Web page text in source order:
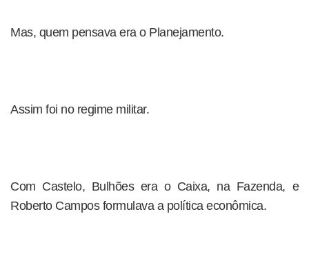
Mas, quem pensava era o Planejamento.
Assim foi no regime militar.
Com Castelo, Bulhões era o Caixa, na Fazenda, e
Roberto Campos formulava a política econômica.